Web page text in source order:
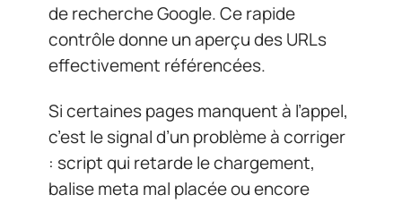
de recherche Google. Ce rapide
contrôle donne un aperçu des URLs
effectivement référencées.
Si certaines pages manquent à l’appel,
c’est le signal d’un problème à corriger
: script qui retarde le chargement,
balise meta mal placée ou encore